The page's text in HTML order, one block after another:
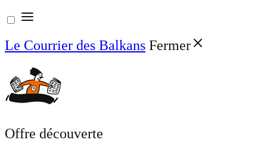
Aller
au
contenu
Le Courrier des Balkans Fermer
Offre découverte